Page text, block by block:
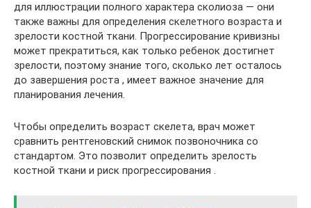
для иллюстрации полного характера сколиоза — они
также важны для определения скелетного возраста и
зрелости костной ткани. Прогрессирование кривизны
может прекратиться, как только ребенок достигнет
зрелости, поэтому знание того, сколько лет осталось
до завершения роста , имеет важное значение для
планирования лечения.
Чтобы определить возраст скелета, врач может
сравнить рентгеновский снимок позвоночника со
стандартом. Это позволит определить зрелость
костной ткани и риск прогрессирования .